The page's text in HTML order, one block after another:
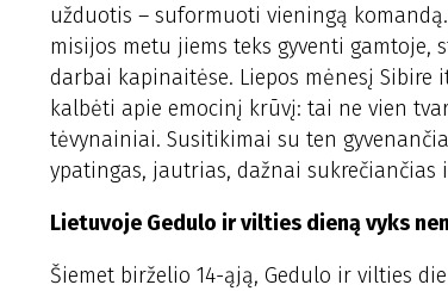
užduotis – suformuoti vieningą
misijos metu jiems teks gyventi gamtoje,
darbai kapinaitėse. Liepos mėnesį
kalbėti apie emocinį krūvį: tai ne vien
tėvynainiai. Susitikimai su ten
ypatingas, jautrias, dažnai sukrečiančias
Lietuvoje Gedulo ir vilties dieną vyks
Šiemet birželio 14-ąją, Gedulo ir vilties